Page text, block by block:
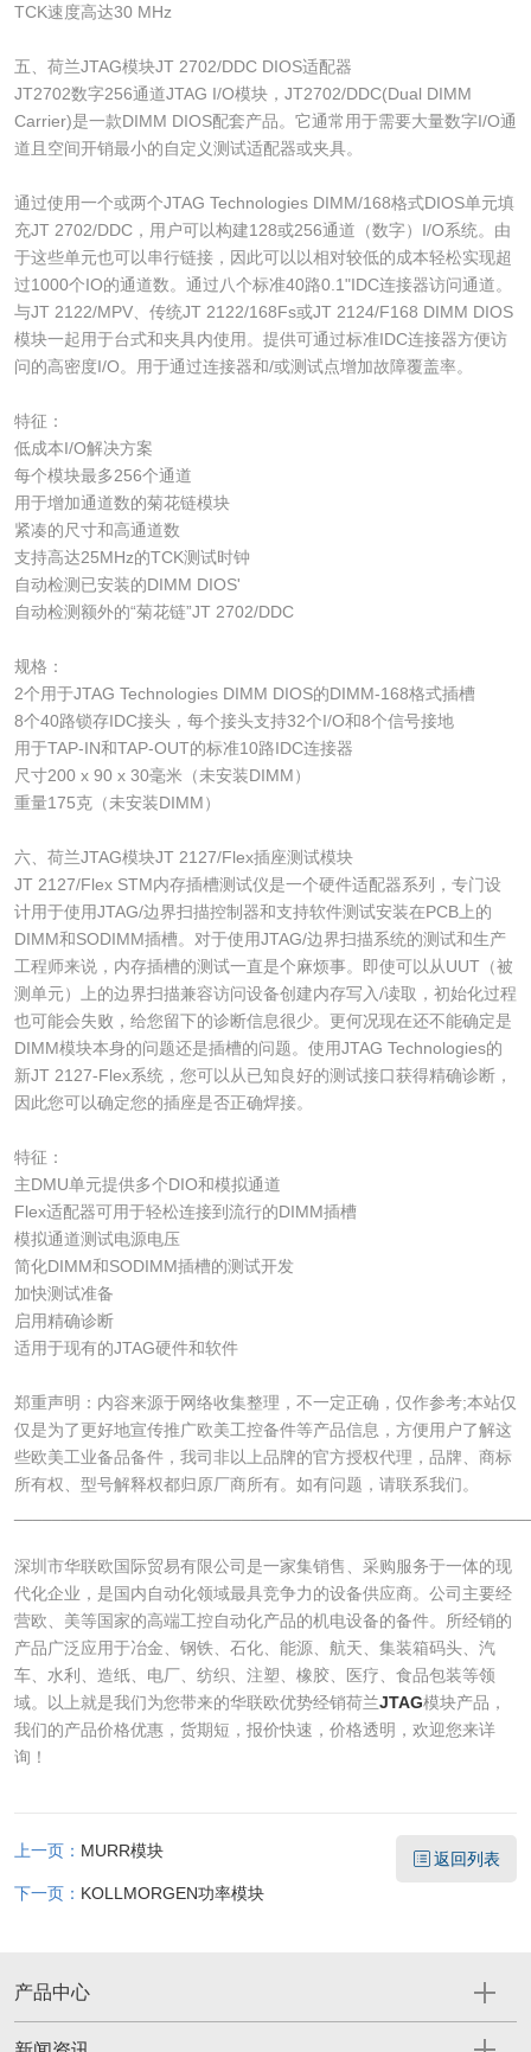
TCK速度高达30 MHz
五、荷兰JTAG模块JT 2702/DDC DIOS适配器
JT2702数字256通道JTAG I/O模块，JT2702/DDC(Dual DIMM
Carrier)是一款DIMM DIOS配套产品。它通常用于需要大量数字I/O通
道且空间开销最小的自定义测试适配器或夹具。
通过使用一个或两个JTAG Technologies DIMM/168格式DIOS单元填
充JT 2702/DDC，用户可以构建128或256通道（数字）I/O系统。由
于这些单元也可以串行链接，因此可以以相对较低的成本轻松实现超
过1000个IO的通道数。通过八个标准40路0.1"IDC连接器访问通道。
与JT 2122/MPV、传统JT 2122/168Fs或JT 2124/F168 DIMM DIOS
模块一起用于台式和夹具内使用。提供可通过标准IDC连接器方便访
问的高密度I/O。用于通过连接器和/或测试点增加故障覆盖率。
特征：
低成本I/O解决方案
每个模块最多256个通道
用于增加通道数的菊花链模块
紧凑的尺寸和高通道数
支持高达25MHz的TCK测试时钟
自动检测已安装的DIMM DIOS'
自动检测额外的“菊花链”JT 2702/DDC
规格：
2个用于JTAG Technologies DIMM DIOS的DIMM-168格式插槽
8个40路锁存IDC接头，每个接头支持32个I/O和8个信号接地
用于TAP-IN和TAP-OUT的标准10路IDC连接器
尺寸200 x 90 x 30毫米（未安装DIMM）
重量175克（未安装DIMM）
六、荷兰JTAG模块JT 2127/Flex插座测试模块
JT 2127/Flex STM内存插槽测试仪是一个硬件适配器系列，专门设
计用于使用JTAG/边界扫描控制器和支持软件测试安装在PCB上的
DIMM和SODIMM插槽。对于使用JTAG/边界扫描系统的测试和生产
工程师来说，内存插槽的测试一直是个麻烦事。即使可以从UUT（被
测单元）上的边界扫描兼容访问设备创建内存写入/读取，初始化过程
也可能会失败，给您留下的诊断信息很少。更何况现在还不能确定是
DIMM模块本身的问题还是插槽的问题。使用JTAG Technologies的
新JT 2127-Flex系统，您可以从已知良好的测试接口获得精确诊断，
因此您可以确定您的插座是否正确焊接。
特征：
主DMU单元提供多个DIO和模拟通道
Flex适配器可用于轻松连接到流行的DIMM插槽
模拟通道测试电源电压
简化DIMM和SODIMM插槽的测试开发
加快测试准备
启用精确诊断
适用于现有的JTAG硬件和软件
郑重声明：内容来源于网络收集整理，不一定正确，仅作参考;本站仅
仅是为了更好地宣传推广欧美工控备件等产品信息，方便用户了解这
些欧美工业备品备件，我司非以上品牌的官方授权代理，品牌、商标
所有权、型号解释权都归原厂商所有。如有问题，请联系我们。
深圳市华联欧国际贸易有限公司是一家集销售、采购服务于一体的现
代化企业，是国内自动化领域最具竞争力的设备供应商。公司主要经
营欧、美等国家的高端工控自动化产品的机电设备的备件。所经销的
产品广泛应用于冶金、钢铁、石化、能源、航天、集装箱码头、汽
车、水利、造纸、电厂、纺织、注塑、橡胶、医疗、食品包装等领
域。以上就是我们为您带来的华联欧优势经销荷兰JTAG模块产品，
我们的产品价格优惠，货期短，报价快速，价格透明，欢迎您来详
询！
上一页： MURR模块
下一页： KOLLMORGEN功率模块
返回列表
产品中心